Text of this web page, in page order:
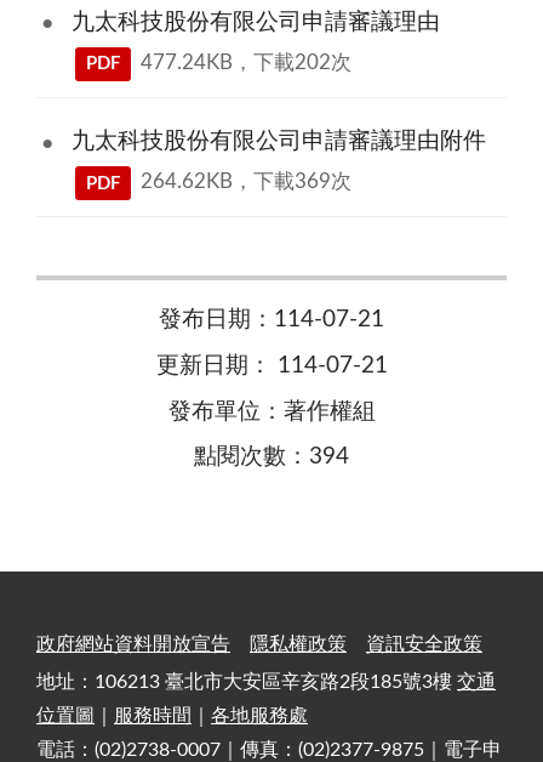
九太科技股份有限公司申請審議理由
PDF 477.24KB，下載202次
九太科技股份有限公司申請審議理由附件
PDF 264.62KB，下載369次
發布日期：114-07-21
更新日期： 114-07-21
發布單位：著作權組
點閱次數：394
政府網站資料開放宣告 隱私權政策
資訊安全政策
地址：106213 臺北市大安區辛亥路2段185號3樓 交通
位置圖
服務時間
各地服務處
電話：(02)2738-0007｜傳真：(02)2377-9875｜電子申